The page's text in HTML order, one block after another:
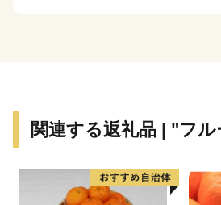
印南町では、1億円事業として人材
推進事業」を財源に全国に類を見
マとしたユニークな橋（かえる橋
関連する返礼品 | "フ